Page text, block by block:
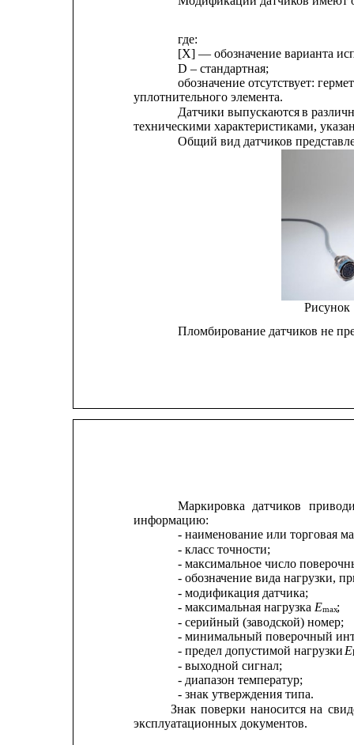
Пломбирование датчиков не
где:
[X] — обозначение варианта
D – стандартная;
обозначение отсутствует:
уплотнительного элемента.
Датчики выпускаютсяв
техническими характеристиками,
Общий вид датчиков
Рисунок
Маркировка датчиков
информацию:
- наименование или торговая
- класс точности;
- максимальное число
- обозначение вида нагрузки,
- модификация датчика;
- максимальная нагрузка Emax;
- серийный (заводской) номер;
- минимальный поверочный
- предел допустимой нагрузки E
- выходной сигнал;
- диапазон температур;
- знак утверждения типа.
Знак поверки наносится на
эксплуатационных документов.